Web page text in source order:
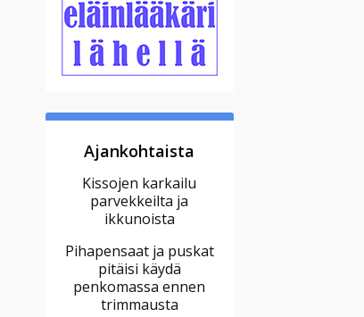
Ajankohtaista
Kissojen karkailu
parvekkeilta ja
ikkunoista
Pihapensaat ja puskat
pitäisi käydä
penkomassa ennen
trimmausta